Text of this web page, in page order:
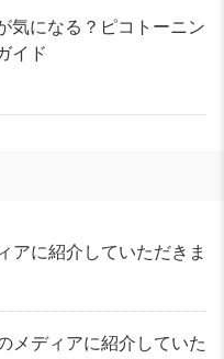
気になる？ピコトーニン
イド
アに紹介していただきま
メディアに紹介していた